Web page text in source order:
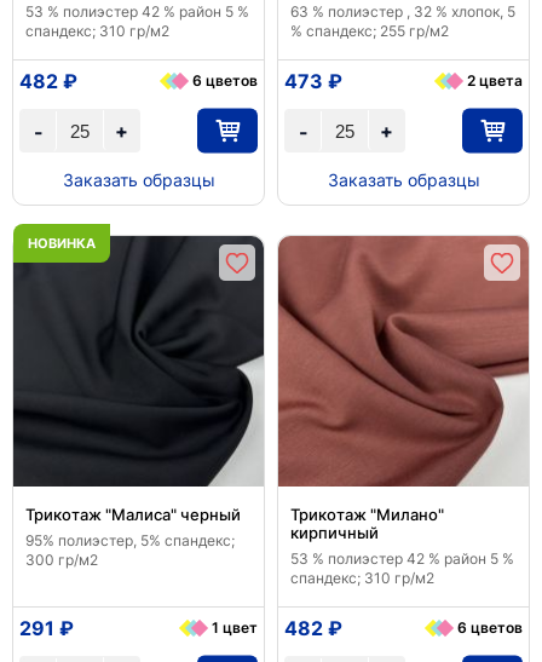
53 % полиэстер 42 % район 5 %
спандекс; 310 гр/м2
+
-
482 ₽ 6 цветов
Заказать образцы
63 % полиэстер , 32 % хлопок, 5
% спандекс; 255 гр/м2
+
-
473 ₽ 2 цвета
Заказать образцы
НОВИНКА
Трикотаж "Малиса" черный
95% полиэстер, 5% спандекс;
300 гр/м2
291 ₽ 1 цвет
Трикотаж "Милано"
кирпичный
53 % полиэстер 42 % район 5 %
спандекс; 310 гр/м2
482 ₽ 6 цветов